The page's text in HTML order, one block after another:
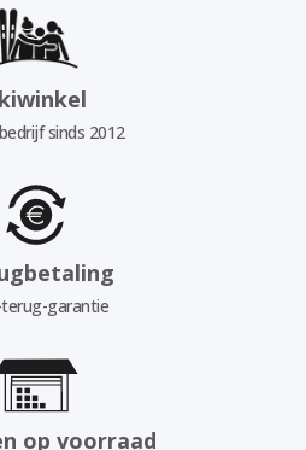
sinds 2012
terug-garantie
op voorraad